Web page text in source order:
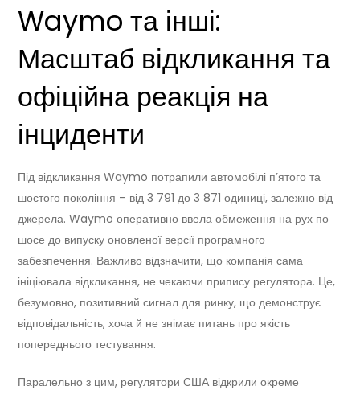
Waymo та інші:
Масштаб відкликання та
офіційна реакція на
інциденти
Під відкликання Waymo потрапили автомобілі п’ятого та
шостого покоління – від 3 791 до 3 871 одиниці, залежно від
джерела. Waymo оперативно ввела обмеження на рух по
шосе до випуску оновленої версії програмного
забезпечення. Важливо відзначити, що компанія сама
ініціювала відкликання, не чекаючи припису регулятора. Це,
безумовно, позитивний сигнал для ринку, що демонструє
відповідальність, хоча й не знімає питань про якість
попереднього тестування.
Паралельно з цим, регулятори США відкрили окреме